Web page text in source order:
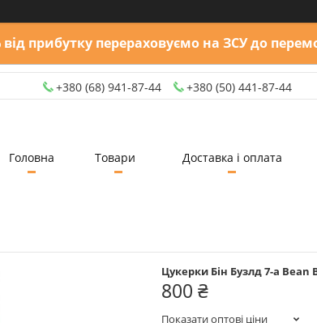
від прибутку перераховуємо на ЗСУ до
+380 (68) 941-87-44 +380 (50) 441-87-44
Головна Товари Доставка і оплата
Цукерки Бін Бузлд 7-а Bean
800 ₴
Показати оптові ціни